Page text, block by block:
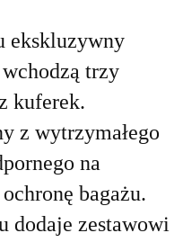
ekskluzywny
trzy
kuferek.
z wytrzymałego
na
bagażu.
dodaje zestawowi